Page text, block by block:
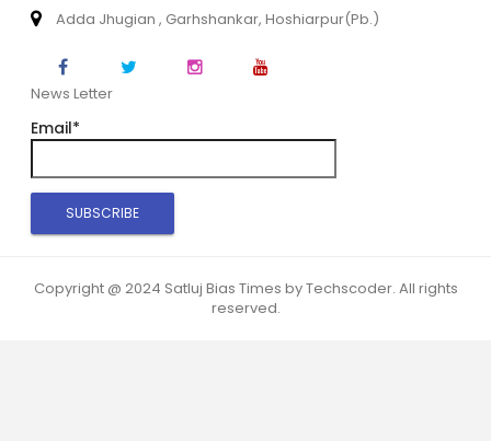
Adda Jhugian , Garhshankar, Hoshiarpur(Pb.)
News Letter
Email*
Copyright @ 2024 Satluj Bias Times by Techscoder. All rights
reserved.